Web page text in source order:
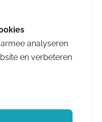
analyseren
en verbeteren